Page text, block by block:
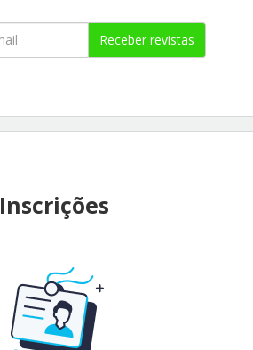
Receber revistas
Inscrições